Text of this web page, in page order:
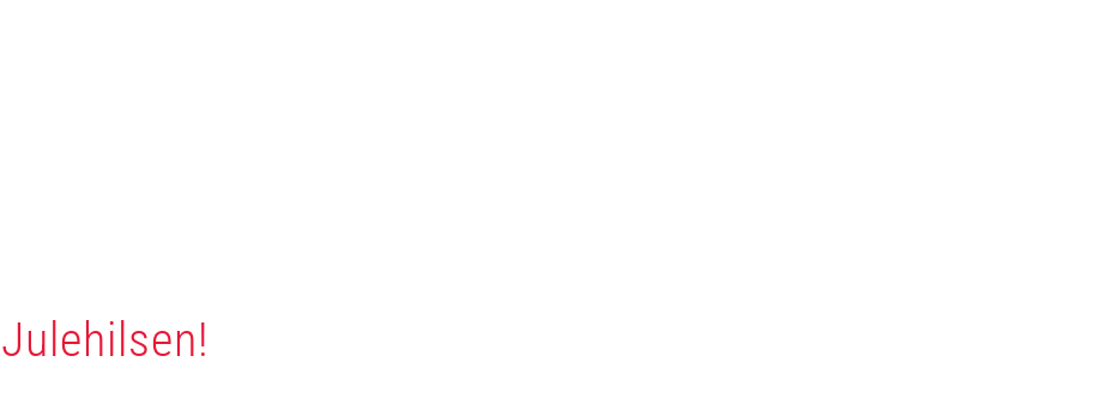
Julehilsen!